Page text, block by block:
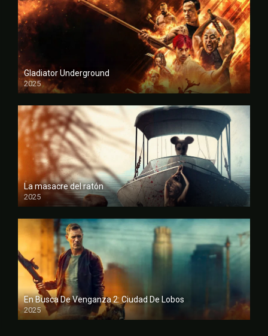
Gladiator Underground
2025
FULL HD
La masacre del ratón
2025
FULL HD
En Busca De Venganza 2: Ciudad De Lobos
2025
FULL HD